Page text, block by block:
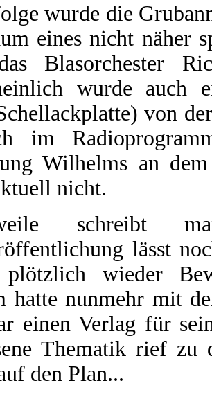
wurde die
eines nicht näher
Blasorchester
wurde auch
von
im
Wilhelms an
nicht.
schreibt
lässt
wieder
hatte nunmehr mit
einen Verlag für
Thematik rief zu
den Plan...